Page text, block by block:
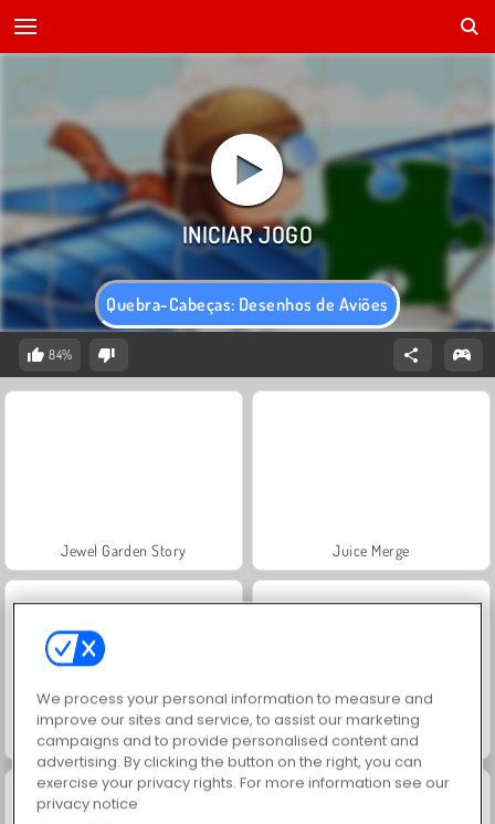
Quebra-Cabeças: Desenhos de Aviões
84%
Jewel Garden Story Juice Merge
Grand Mahjong Connect
We process your personal information to measure and
improve our sites and service, to assist our marketing
campaigns and to provide personalised content and
advertising. By clicking the button on the right, you can
exercise your privacy rights. For more information see our
privacy notice